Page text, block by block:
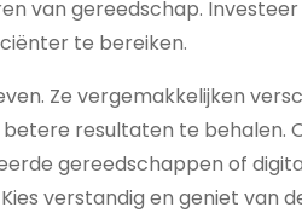
van gereedschap.
te bereiken.
Ze vergemakkelijken
resultaten te behalen.
gereedschappen of
verstandig en geniet van